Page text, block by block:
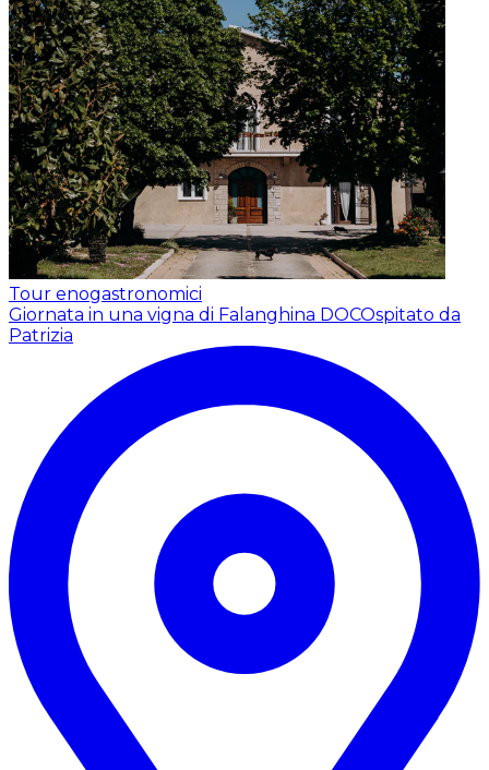
Tour enogastronomici
Giornata in una vigna di Falanghina DOCOspitato da
Patrizia